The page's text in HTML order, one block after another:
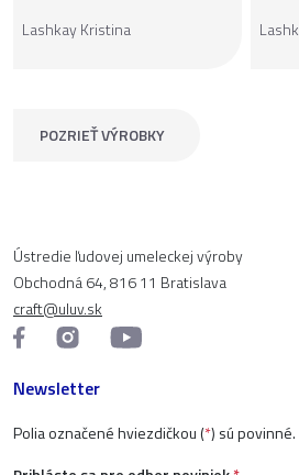
Lashkay Kristina
POZRIEŤ VÝROBKY
Ústredie ľudovej umeleckej výroby
Obchodná 64, 816 11 Bratislava
craft@uluv.sk
Newsletter
Polia označené hviezdičkou (*) sú povinné.